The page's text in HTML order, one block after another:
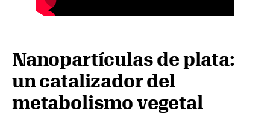
Nanopartículas de plata:
un catalizador del
metabolismo vegetal